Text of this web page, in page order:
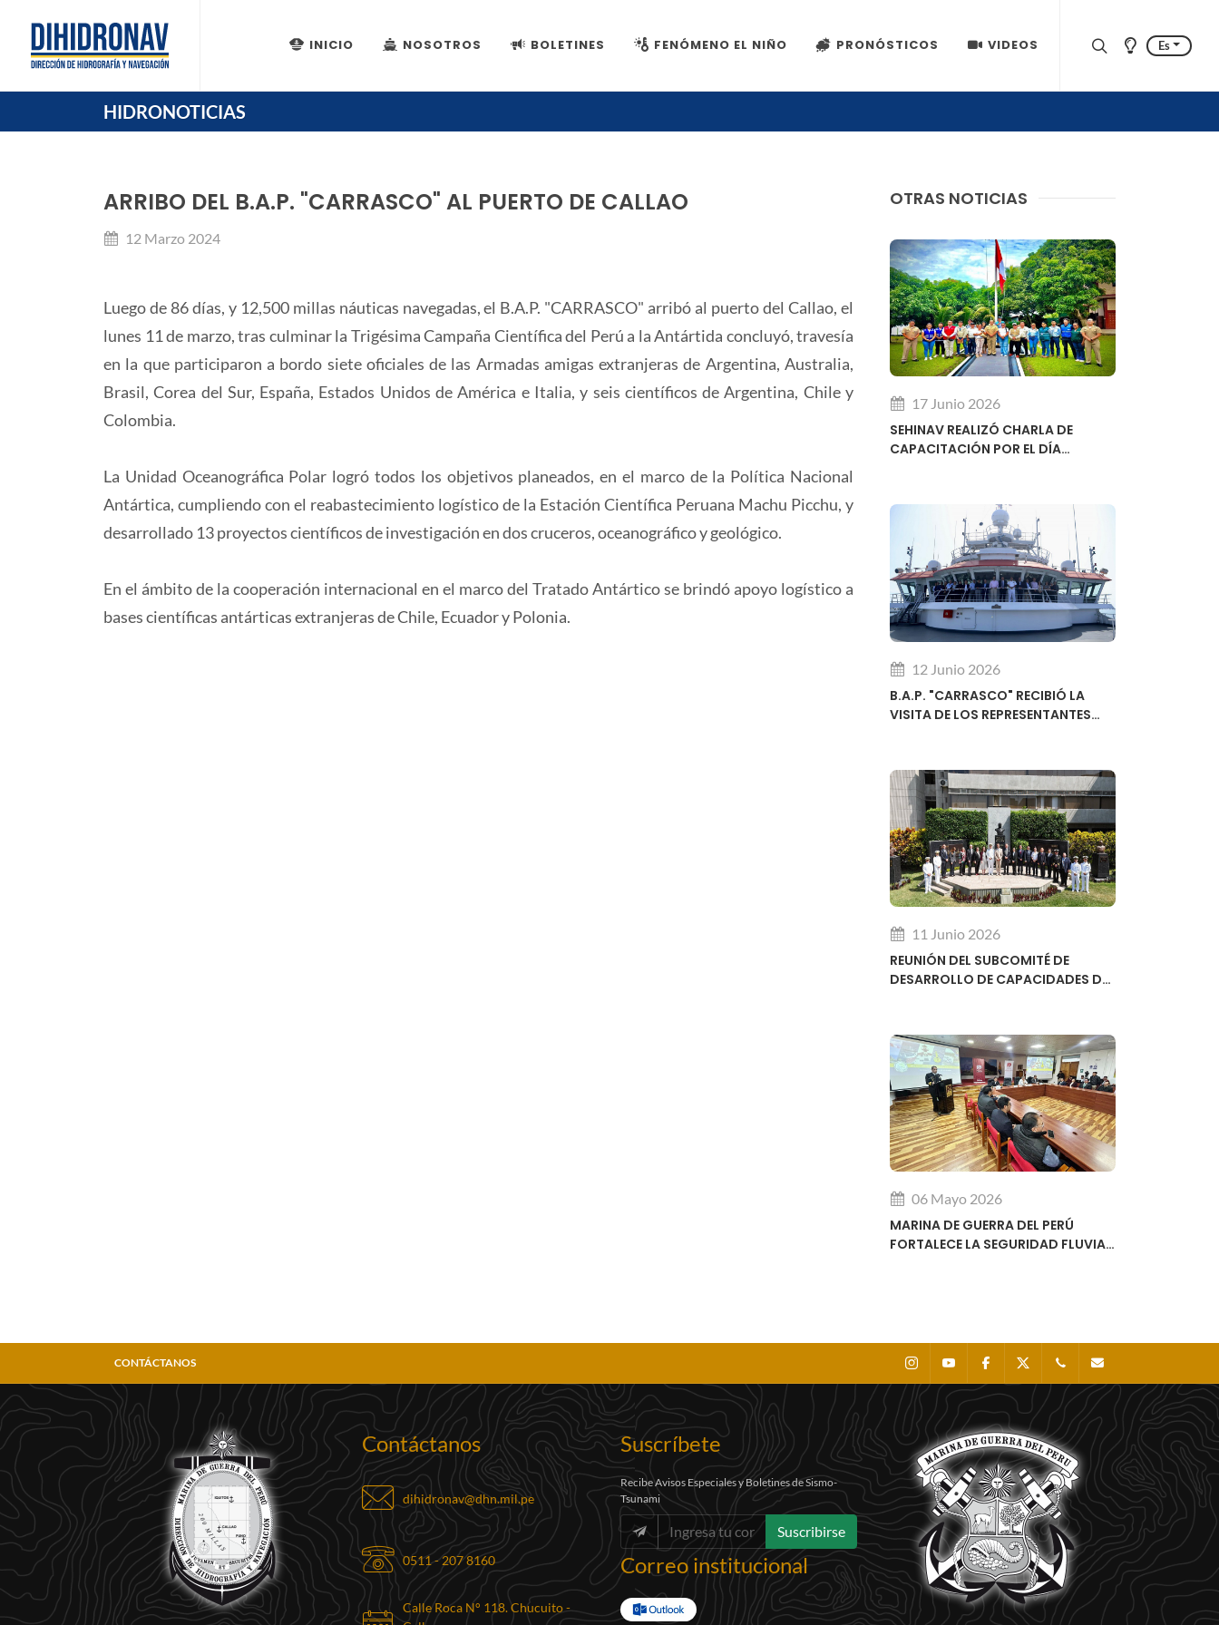
Es
INICIO NOSOTROS BOLETINES FENÓMENO EL NIÑO PRONÓSTICOS VIDEOS
HIDRONOTICIAS
ARRIBO DEL B.A.P. "CARRASCO" AL PUERTO DE CALLAO
12 Marzo 2024
Luego de 86 días, y 12,500 millas náuticas navegadas, el B.A.P. "CARRASCO" arribó al puerto del Callao, el
lunes 11 de marzo, tras culminar la Trigésima Campaña Científica del Perú a la Antártida concluyó, travesía
en la que participaron a bordo siete oficiales de las Armadas amigas extranjeras de Argentina, Australia,
Brasil, Corea del Sur, España, Estados Unidos de América e Italia, y seis científicos de Argentina, Chile y
Colombia.
La Unidad Oceanográfica Polar logró todos los objetivos planeados, en el marco de la Política Nacional
Antártica, cumpliendo con el reabastecimiento logístico de la Estación Científica Peruana Machu Picchu, y
desarrollado 13 proyectos científicos de investigación en dos cruceros, oceanográfico y geológico.
En el ámbito de la cooperación internacional en el marco del Tratado Antártico se brindó apoyo logístico a
bases científicas antárticas extranjeras de Chile, Ecuador y Polonia.
OTRAS NOTICIAS
17 Junio 2026
SEHINAV REALIZÓ CHARLA DE
CAPACITACIÓN POR EL DÍA
12 Junio 2026
B.A.P. "CARRASCO" RECIBIÓ LA
VISITA DE LOS REPRESENTANTES
LA OHI
11 Junio 2026
REUNIÓN DEL SUBCOMITÉ DE
DESARROLLO DE CAPACIDADES DE
06 Mayo 2026
MARINA DE GUERRA DEL PERÚ
FORTALECE LA SEGURIDAD FLUVIAL
CONTÁCTANOS InstagramYoutube Facebook 0511 - 207 8160
Contáctanos
dihidronav@dhn.mil.pe
0511 - 207 8160
Calle Roca N° 118. Chucuito -
Suscríbete
Recibe Avisos Especiales y Boletines de Sismo-
Tsunami
Suscribirse
Correo institucional